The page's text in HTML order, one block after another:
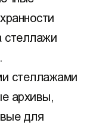
стеллажи
стеллажами
архивы,
для